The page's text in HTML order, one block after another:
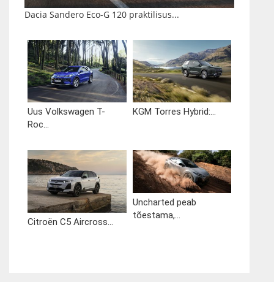
Dacia Sandero Eco-G 120 praktilisus...
Uus Volkswagen T-
Roc...
KGM Torres Hybrid:...
Citroën C5 Aircross...
Uncharted peab
tõestama,...